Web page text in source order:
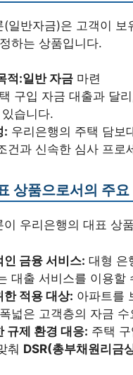
(일반자금)은 고객이 보
하는 상품입니다.
적:일반 자금 마련
구입 자금 대출과 달
습니다.
: 우리은행의 주택 담보
건과 신속한 심사 프로
상품으로서의 주요
이 우리은행의 대표 상
인 금융 서비스: 대형 은
대출 서비스를 이용할
한 적용 대상: 아파트를
넓은 고객층의 자금
규제 환경 대응: 주택
춰 DSR(총부채원리금